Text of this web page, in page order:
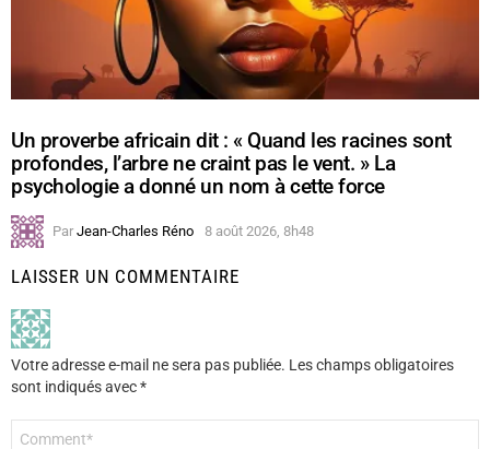
Un proverbe africain dit : « Quand les racines sont
profondes, l’arbre ne craint pas le vent. » La
psychologie a donné un nom à cette force
Par Jean-Charles Réno 8 août 2026, 8h48
LAISSER UN COMMENTAIRE
Votre adresse e-mail ne sera pas publiée. Les champs obligatoires
sont indiqués avec*